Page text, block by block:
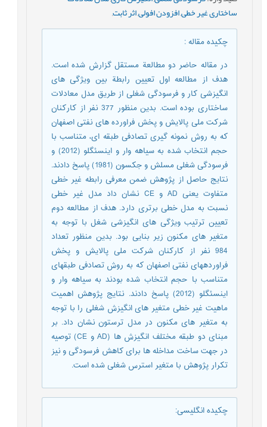
ساختاری غیر خطی,افزودن افولی,اثر ثابت,
چکیده مقاله:
در مقاله حاضر دو مطالعة مستقل گزارش شده است.
هدف از مطالعه اول تعیین رابطة بین ویژگی های
انگیزشی کار و فرسودگی شغلی از طریق مدل معادلات
ساختاری بوده است. بدین منظور 377 نفر از کارکنان
شرکت ملی پالایش و پخش فراورده های نفتی اصفهان
که به روش نمونه گیری تصادفی طبقه ای، متناسب با
حجم انتخاب شده به سیاهه وار و اینسئگلو (2012) و
فرسودگی شغلی مسلش و جکسون (1981) پاسخ دادند.
نتایج حاصل از پژوهش ضمن معرفی رابطه غیر خطی
متفاوت یعنی AD و CE نشان داد مدل غیر خطی
نسبت به مدل خطی برتری دارد. هدف از مطالعه دوم
تعیین ترتیب ویژگی های انگیزشی شغل با توجه به
متغیر های مکنون زیر بنایی بود. بدین منظور تعداد
984 نفر از کارکنان شرکت ملی پالایش و پخش
فراوردههای نفتی اصفهان که به روش تصادفی طبقهای
متناسب با حجم انتخاب شده بودند به سیاهه وار و
اینسئگلو (2012) پاسخ دادند. نتایج پژوهش اهمیت
ماهیت غیر خطی متغیر های انگیزش شغلی را با توجه
به متغیر های مکنون در مدل ترستون نشان داد. بر
مبنای دو طبقه مختلف انگیزش ها (AD و CE) توصیه
در جهت ساخت مداخله ها برای کاهش فرسودگی و نیز
تکرار پژوهش با متغیر استرس شغلی شده است.
چکیده انگلیسی: